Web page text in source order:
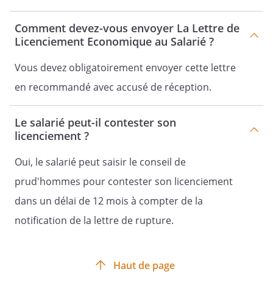
Comment devez-vous envoyer La Lettre de
Licenciement Economique au Salarié ?
Vous devez obligatoirement envoyer cette lettre
en recommandé avec accusé de réception.
Le salarié peut-il contester son
licenciement ?
Oui, le salarié peut saisir le conseil de
prud'hommes pour contester son licenciement
dans un délai de 12 mois à compter de la
notification de la lettre de rupture.
Haut de page